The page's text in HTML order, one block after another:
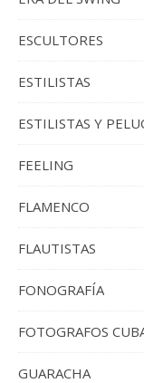
ESCULTORES
ESTILISTAS
ESTILISTAS Y
FEELING
FLAMENCO
FLAUTISTAS
FONOGRAFÍA
FOTOGRAFOS
GUARACHA